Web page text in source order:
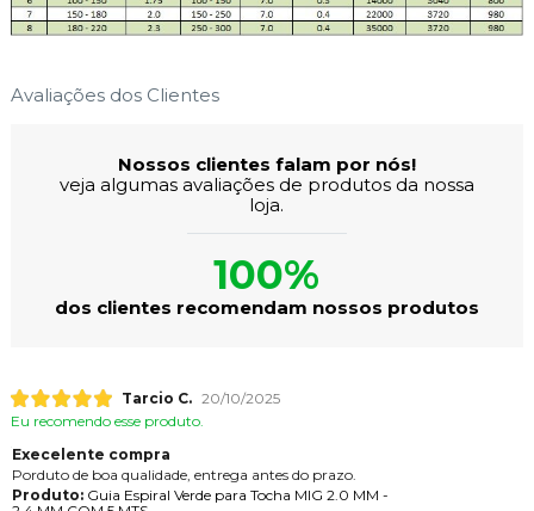
Avaliações dos Clientes
Nossos clientes falam por nós!
veja algumas avaliações de produtos da nossa
loja.
100%
dos clientes recomendam nossos produtos
Tarcio C. 20/10/2025
Eu recomendo esse produto.
Execelente compra
Porduto de boa qualidade, entrega antes do prazo.
Produto:Guia Espiral Verde para Tocha MIG 2.0 MM -